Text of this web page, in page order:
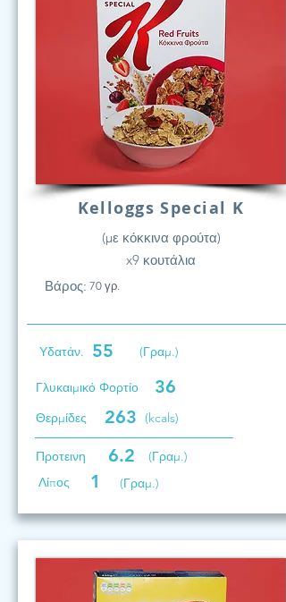
Kelloggs Special K
(με κόκκινα φρούτα)
x9 κουτάλια
Βάρος: 70 γρ.
Υδατάν. 55 (Γραμ.)
Γλυκαιμικό Φορτίο 36
Θερμίδες 263 (kcals)
Προτεινη 6.2
(Γραμ.)
Λίπος
1 (Γραμ.)